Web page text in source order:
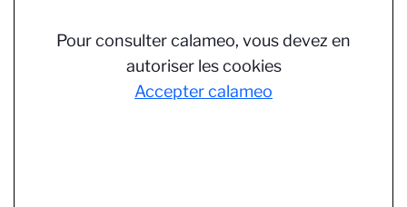
Pour consulter calameo, vous devez en
autoriser les cookies
Accepter calameo